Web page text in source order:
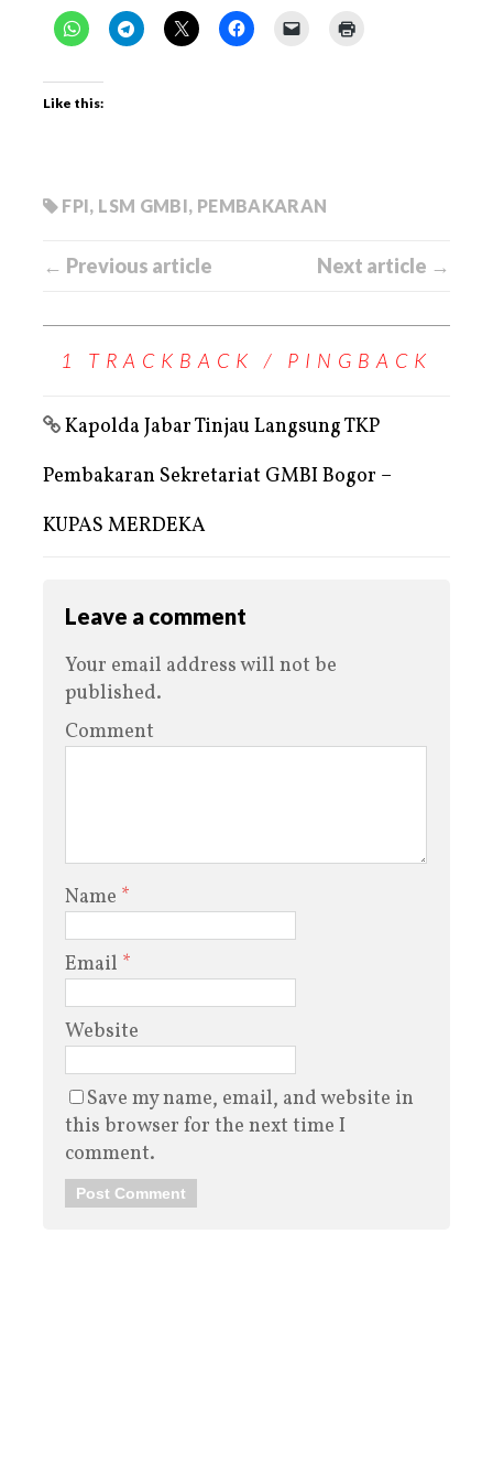
Like this:
FPI, LSM GMBI, PEMBAKARAN
← Previous article Next article →
1 TRACKBACK / PINGBACK
Kapolda Jabar Tinjau Langsung TKP
Pembakaran Sekretariat GMBI Bogor –
KUPAS MERDEKA
Leave a comment
Your email address will not be
published.
Comment
Name *
Email *
Website
Save my name, email, and website in
this browser for the next time I
comment.